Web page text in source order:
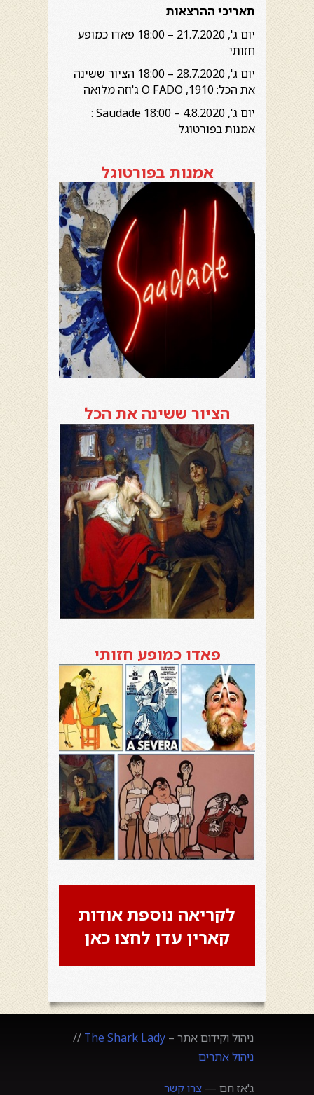
תאריכי ההרצאות
יום ג', 21.7.2020
– 18:00
פאדו כמופע
חזותי
יום ג', 28.7.2020
– 18:00 הציור ששינה
את הכל: 1910, O FADO ג'וזה מלואה
יום ג', 4.8.2020 – 18:00 Saudade :
אמנות בפורטוגל
אמנות בפורטוגל
הציור ששינה את הכל
פאדו כמופע חזותי
לקריאה נוספת אודות
קארין עדן לחצו כאן
ניהול וקידום אתר – The Shark Lady
//
ניהול אתרים
ג'אז חם — צרו קשר